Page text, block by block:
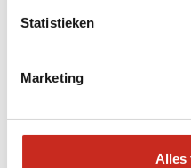
Statistieken
Marketing
Alles
Voor meer informatie